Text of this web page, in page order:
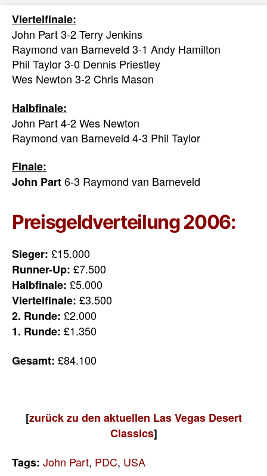
Viertelfinale:
John Part 3-2 Terry Jenkins
Raymond van Barneveld 3-1 Andy Hamilton
Phil Taylor 3-0 Dennis Priestley
Wes Newton 3-2 Chris Mason
Halbfinale:
John Part 4-2 Wes Newton
Raymond van Barneveld 4-3 Phil Taylor
Finale:
John Part6-3 Raymond van Barneveld
Preisgeldverteilung 2006:
Sieger: £15.000
Runner-Up: £7.500
Halbfinale: £5.000
Viertelfinale: £3.500
2. Runde: £2.000
1. Runde: £1.350
Gesamt: £84.100
[zurück zu den aktuellen Las Vegas Desert
Classics]
Tags: John Part, PDC, USA